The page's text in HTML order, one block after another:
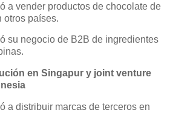
a vender productos de chocolate de
otros países.
su negocio de B2B de ingredientes
en Singapur y joint venture
a distribuir marcas de terceros en